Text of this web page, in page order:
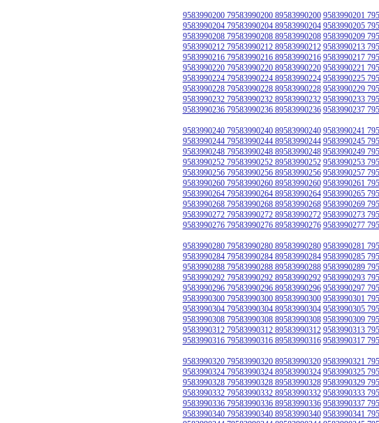
9583990200 79583990200 89583990200 9583990201
9583990204 79583990204 89583990204 9583990205
9583990208 79583990208 89583990208 9583990209
9583990212 79583990212 89583990212 9583990213
9583990216 79583990216 89583990216 9583990217
9583990220 79583990220 89583990220 9583990221
9583990224 79583990224 89583990224 9583990225
9583990228 79583990228 89583990228 9583990229
9583990232 79583990232 89583990232 9583990233
9583990236 79583990236 89583990236 9583990237
9583990240 79583990240 89583990240 9583990241
9583990244 79583990244 89583990244 9583990245
9583990248 79583990248 89583990248 9583990249
9583990252 79583990252 89583990252 9583990253
9583990256 79583990256 89583990256 9583990257
9583990260 79583990260 89583990260 9583990261
9583990264 79583990264 89583990264 9583990265
9583990268 79583990268 89583990268 9583990269
9583990272 79583990272 89583990272 9583990273
9583990276 79583990276 89583990276 9583990277
9583990280 79583990280 89583990280 9583990281
9583990284 79583990284 89583990284 9583990285
9583990288 79583990288 89583990288 9583990289
9583990292 79583990292 89583990292 9583990293
9583990296 79583990296 89583990296 9583990297
9583990300 79583990300 89583990300 9583990301
9583990304 79583990304 89583990304 9583990305
9583990308 79583990308 89583990308 9583990309
9583990312 79583990312 89583990312 9583990313
9583990316 79583990316 89583990316 9583990317
9583990320 79583990320 89583990320 9583990321
9583990324 79583990324 89583990324 9583990325
9583990328 79583990328 89583990328 9583990329
9583990332 79583990332 89583990332 9583990333
9583990336 79583990336 89583990336 9583990337
9583990340 79583990340 89583990340 9583990341